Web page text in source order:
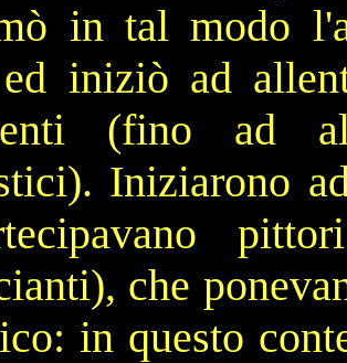
in tal modo
iniziò ad
(fino ad
Iniziarono
), che
in questo